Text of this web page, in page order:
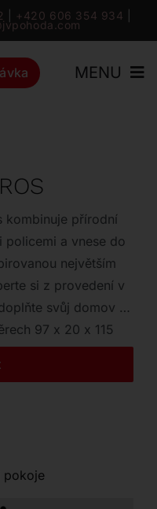
+420 606 354 934
MENU
kombinuje přírodní
a vnese do
největším
si z provedení v
svůj domov o
97 x 20 x 115
pokoje